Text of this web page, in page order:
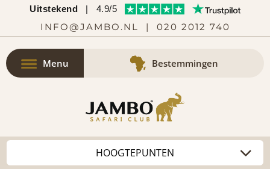
Uitstekend | 4.9/5
INFO@JAMBO.NL | 020 2012 740
Menu Bestemmingen